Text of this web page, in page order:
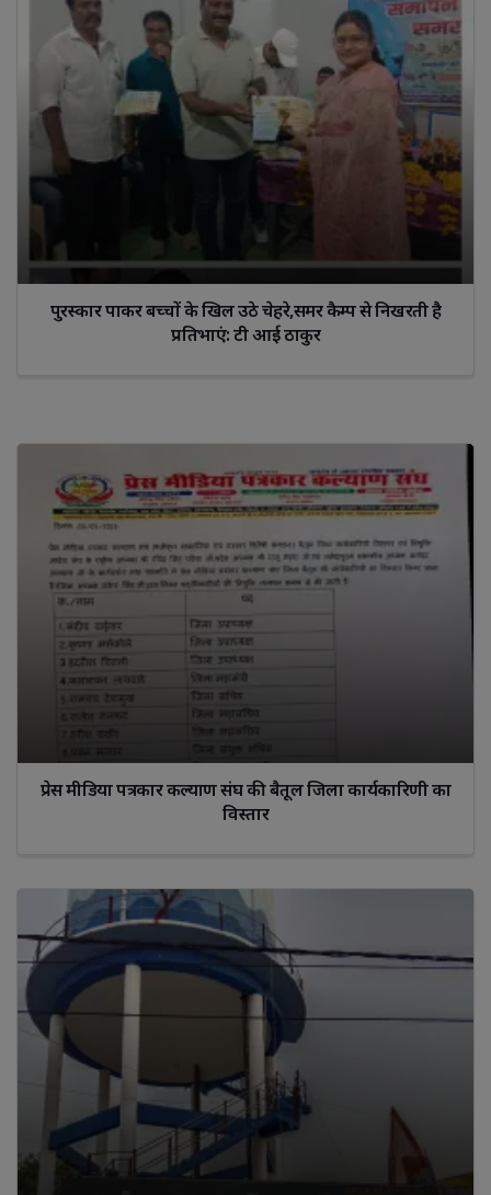
पुरस्कार पाकर बच्चों के खिल उठे चेहरे,समर कैम्प से निखरती है
प्रतिभाएं: टी आई ठाकुर
प्रेस मीडिया पत्रकार कल्याण संघ की बैतूल जिला कार्यकारिणी का
विस्तार